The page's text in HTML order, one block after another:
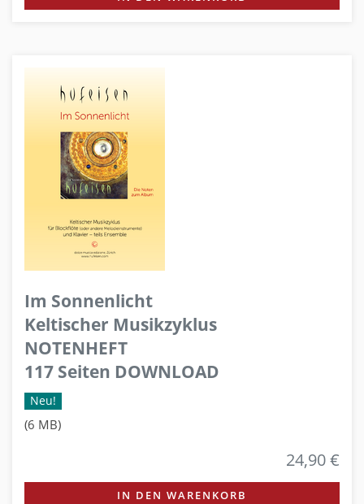
Im Sonnenlicht
Keltischer Musikzyklus
NOTENHEFT
117 Seiten DOWNLOAD
Neu!
(6 MB)
24,90 €
IN DEN WARENKORB